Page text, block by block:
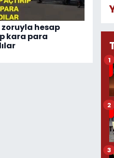
zoruyla hesap
kara para
1
2
3